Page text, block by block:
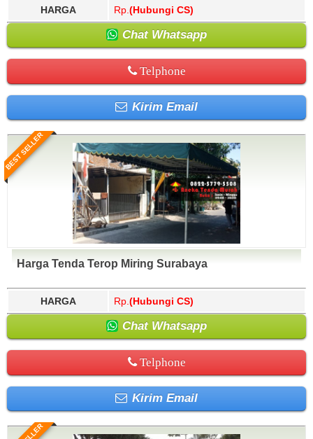
HARGA Rp. (Hubungi CS)
Chat Whatsapp
Telphone
Kirim Email
BEST SELLER
Harga Tenda Terop Miring Surabaya
HARGA Rp. (Hubungi CS)
Chat Whatsapp
Telphone
Kirim Email